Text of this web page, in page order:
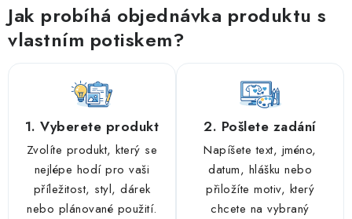
Jak probíhá objednávka produktu s
vlastním potiskem?
1. Vyberete produkt
Zvolíte produkt, který se
nejlépe hodí pro vaši
příležitost, styl, dárek
nebo plánované použití.
2. Pošlete zadání
Napíšete text, jméno,
datum, hlášku nebo
přiložíte motiv, který
chcete na vybraný